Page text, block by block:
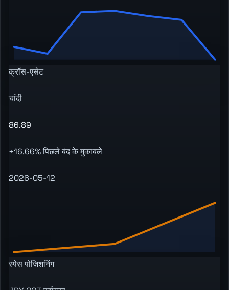
क्रॉस-एसेट
चांदी
86.89
+16.66% पिछले बंद के मुकाबले
2026-05-12
स्पेस पोजिशनिंग